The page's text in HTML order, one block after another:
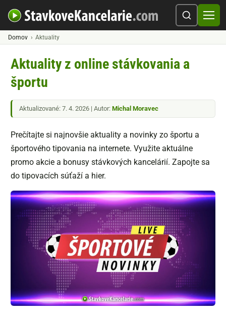
Domov Aktuality
Aktuality z online stávkovania a
športu
Aktualizované: 7. 4. 2026 | Autor: Michal Moravec
Prečítajte si najnovšie aktuality a novinky zo športu a
športového tipovania na internete. Využite aktuálne
promo akcie a bonusy stávkových kancelárií. Zapojte sa
do tipovacích súťaží a hier.